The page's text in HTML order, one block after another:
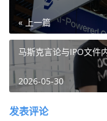
« 上一篇
马斯克言论与IPO文件
2026-05-30
发表评论